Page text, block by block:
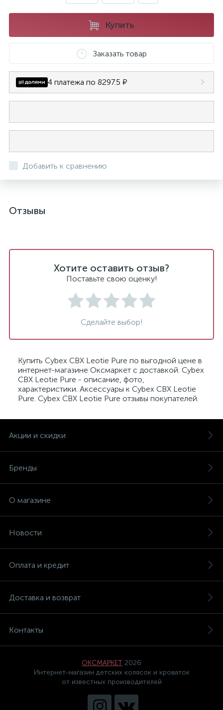
Купить
Заказать товар
4 платежа по 8297.5 ₽
Добавить к сравнению
Отзывы
Хотите оставить отзыв?
Поставьте свою оценку!
Сделайте выбор!
Купить Cybex CBX Leotie Pure по выгодной цене в
интернет-магазине Оксмаркет с доставкой. Cybex
CBX Leotie Pure - описание, фото,
характеристики. Аксессуары к Cybex CBX Leotie
Pure. Cybex CBX Leotie Pure отзывы покупателей.
Акции и скидки
Бренды
О магазине
Новости
Оплата и кредит
Доставка и возврат
Контакты
ОКСМАРКЕТ 2026
Интернет-магазин детских колясок и кроваток
от известных производителей